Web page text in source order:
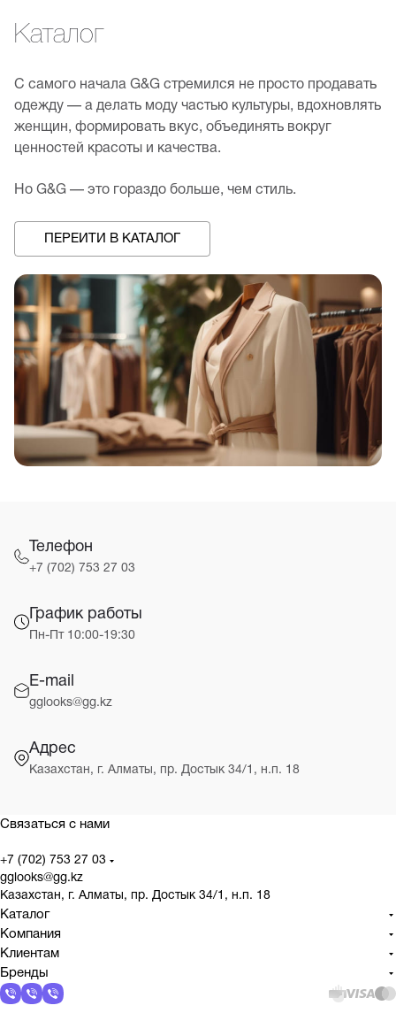
Каталог
С самого начала G&G стремился не просто продавать
одежду — а делать моду частью культуры, вдохновлять
женщин, формировать вкус, объединять вокруг
ценностей красоты и качества.
Но G&G — это гораздо больше, чем стиль.
ПЕРЕЙТИ В КАТАЛОГ
Телефон
+7 (702) 753 27 03
График работы
Пн-Пт 10:00-19:30
E-mail
gglooks@gg.kz
Адрес
Казахстан, г. Алматы, пр. Достык 34/1, н.п. 18
Связаться с нами
+7 (702) 753 27 03
gglooks@gg.kz
Казахстан, г. Алматы, пр. Достык 34/1, н.п. 18
Каталог
Компания
Клиентам
Бренды